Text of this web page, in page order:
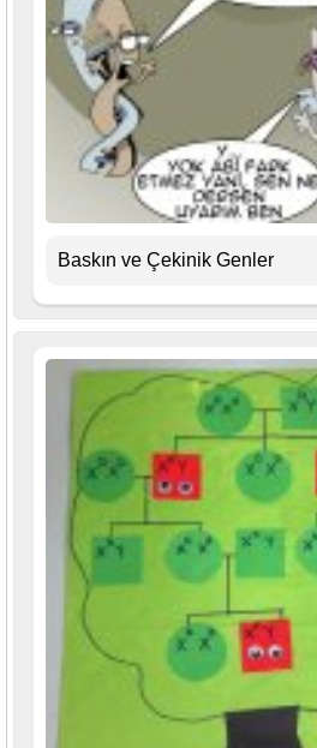
Baskın ve Çekinik Genler